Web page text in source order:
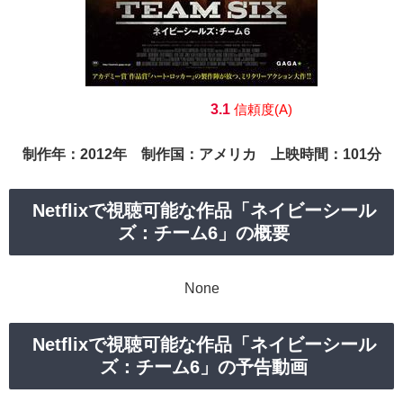
3.1信頼度(A)
制作年：2012年 制作国：アメリカ 上映時間：101分
Netflixで視聴可能な作品「ネイビーシール
ズ：チーム6」の概要
None
Netflixで視聴可能な作品「ネイビーシール
ズ：チーム6」の予告動画